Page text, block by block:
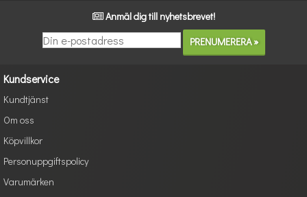
Anmäl dig till nyhetsbrevet!
Kundservice
Kundtjänst
Om oss
Köpvillkor
Personuppgiftspolicy
Varumärken